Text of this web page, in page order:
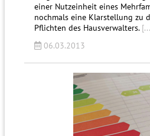
einer Nutzeinheit eines
nochmals eine Klarstellung zu
Pflichten des Hausverwalters.
06.03.2013